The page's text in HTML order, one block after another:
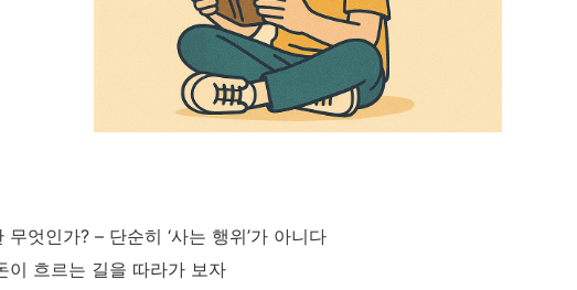
무엇인가? – 단순히 ‘사는 행위’가 아니다
이 흐르는 길을 따라가 보자